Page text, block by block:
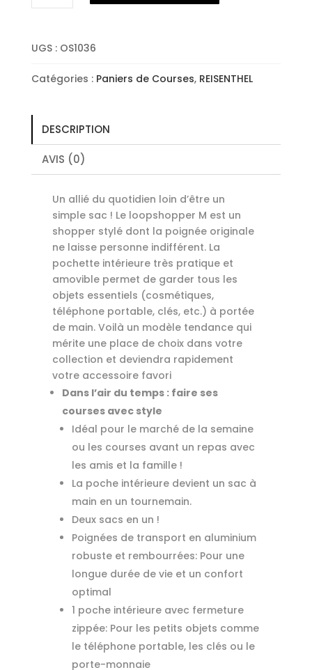
REISENTHEL
Sky
Rose
UGS : OS1036
Catégories : Paniers de Courses, REISENTHEL
DESCRIPTION
AVIS (0)
Un allié du quotidien loin d’être un
simple sac ! Le loopshopper M est un
shopper stylé dont la poignée originale
ne laisse personne indifférent. La
pochette intérieure très pratique et
amovible permet de garder tous les
objets essentiels (cosmétiques,
téléphone portable, clés, etc.) à portée
de main. Voilà un modèle tendance qui
mérite une place de choix dans votre
collection et deviendra rapidement
votre accessoire favori
Dans l’air du temps : faire ses
courses avec style
Idéal pour le marché de la semaine
ou les courses avant un repas avec
les amis et la famille !
La poche intérieure devient un sac à
main en un tournemain.
Deux sacs en un !
Poignées de transport en aluminium
robuste et rembourrées: Pour une
longue durée de vie et un confort
optimal
1 poche intérieure avec fermeture
zippée: Pour les petits objets comme
le téléphone portable, les clés ou le
porte-monnaie